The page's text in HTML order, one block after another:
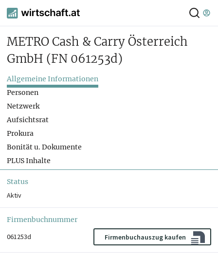
METRO Cash & Carry Österreich
GmbH (FN 061253d)
Allgemeine Informationen
Personen
Netzwerk
Aufsichtsrat
Prokura
Bonität u. Dokumente
PLUS Inhalte
Status
Aktiv
Firmenbuchnummer
061253d
Firmenbuchauszug kaufen